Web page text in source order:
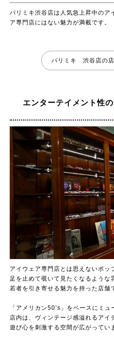
パリミキ渋谷店は人気急上昇中のア
ア専門店にはない魅力が満載です。
パリミキ 渋谷店の店
エンターテイメント性
アイウェア専門店とは思えないポッ
足を止めて覗いて見たくなるような
若者を引き寄せる魅力を持った店舗
「アメリカン50’s」をベースにミ
店内は、ヴィンテージ感溢れるアイ
遊び心を刺激する空間が広がってい